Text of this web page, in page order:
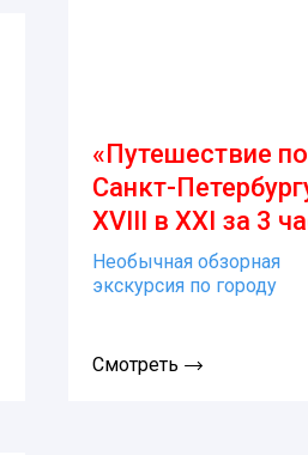
«Путешествие по
Санкт-
XVIII в XXI за 3
Необычная обзорная
экскурсия по городу
Смотреть